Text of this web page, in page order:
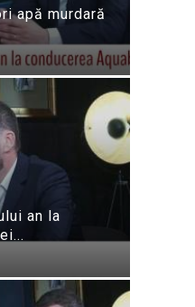
apă murdară
an la